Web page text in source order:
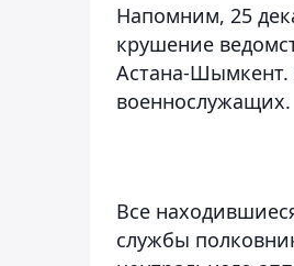
Напомним, 25
крушение
Астана-Шымкент.
военнослужащих.
Все
службы